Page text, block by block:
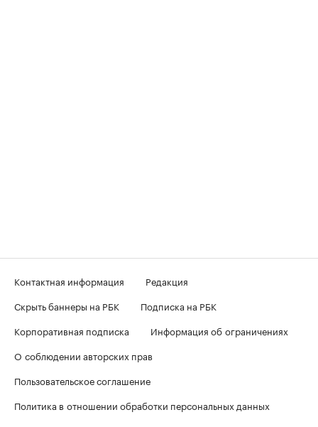
Контактная информация
Редакция
Скрыть баннеры на РБК
Подписка на РБК
Корпоративная подписка
Информация об ограничениях
О соблюдении авторских прав
Пользовательское соглашение
Политика в отношении обработки персональных данных